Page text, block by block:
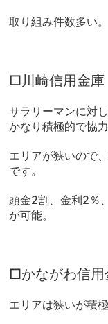
取り組み件数多い。
□川崎信用金庫
サラリーマンに対
かなり積極的で協力
エリアが狭いので
です。
頭金2割、金利2％
が可能。
□かながわ信用
エリアは狭いが積